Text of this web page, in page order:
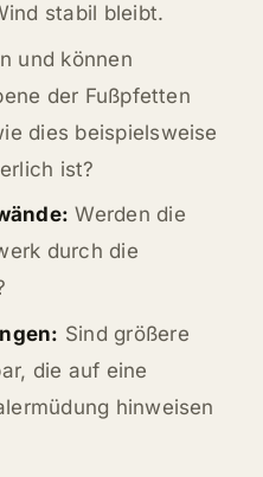
stabil bleibt.
und können
der Fußpfetten
dies beispielsweise
ist?
Werden die
durch die
Sind größere
die auf eine
hinweisen